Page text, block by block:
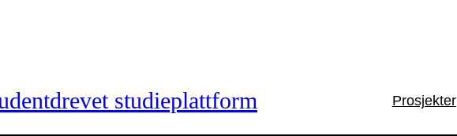
studieplattform Prosjekter